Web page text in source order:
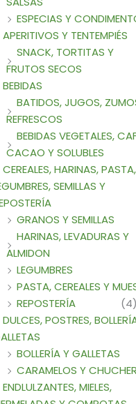
ESPECIAS Y
APERITIVOS Y TENTEMPIÉS
SNACK, TORTITAS Y
FRUTOS SECOS
BEBIDAS
BATIDOS, JUGOS,
REFRESCOS
BEBIDAS VEGETALES,
CACAO Y SOLUBLES
CEREALES, HARINAS, PASTA,
SEMILLAS Y
GRANOS Y SEMILLAS
HARINAS, LEVADURAS Y
ALMIDON
LEGUMBRES
PASTA, CEREALES Y
REPOSTERÍA
(4)
DULCES, POSTRES,
BOLLERÍA Y GALLETAS
CARAMELOS Y
ENDLULZANTES, MIELES,